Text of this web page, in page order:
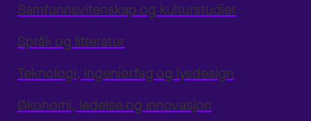
Samfunnsvitenskap og kulturstudier
Språk og litteratur
Teknologi, ingeniørfag og lysdesign
Økonomi, ledelse og innovasjon